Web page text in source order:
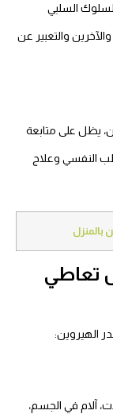
السلبي
والتعبير عن
يظل على متابعة
النفسي وعلاج
بالمنزل
تعاطي
الهيروين:
آلام في الجسم،